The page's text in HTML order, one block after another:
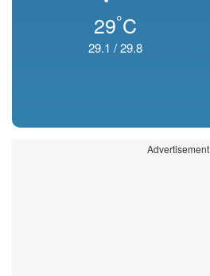
29°C
29.1 /29.8
Advertisement